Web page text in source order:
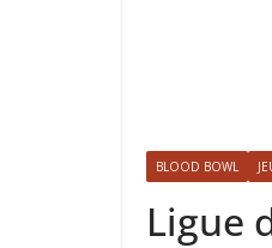
BLOOD BOWL
Ligue